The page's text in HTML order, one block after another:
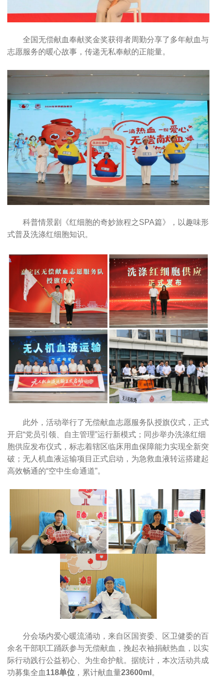
全国无偿献血奉献奖金奖获得者周勤分享了多年献血与
志愿服务的暖心故事，传递无私奉献的正能量。
科普情景剧《红细胞的奇妙旅程之SPA篇》，以趣味形
式普及洗涤红细胞知识。
此外，活动举行了无偿献血志愿服务队授旗仪式，正式
开启“党员引领、自主管理”运行新模式；同步举办洗涤红细
胞供应发布仪式，标志着辖区临床用血保障能力实现全新突
破；无人机血液运输项目正式启动，为急救血液转运搭建起
高效畅通的“空中生命通道”。
分会场内爱心暖流涌动，来自区国资委、区卫健委的百
余名干部职工踊跃参与无偿献血，挽起衣袖捐献热血，以实
际行动践行公益初心、为生命护航。据统计，本次活动共成
功募集全血 118单位 ，累计献血量23600ml 。